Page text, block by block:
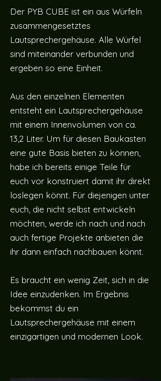
Der PYB CUBE ist ein aus Würfeln
zusammengesetztes
Lautsprechergehäuse. Alle Würfel
sind miteinander verbunden und
ergeben so eine Einheit.
Aus den einzelnen Elementen
entsteht ein Lautsprechergehäuse
mit einem Innenvolumen von ca.
13,2 Liter. Um für diesen Baukasten
eine gute Basis bieten zu können,
habe ich bereits einige Teile für
euch vor konstruiert damit ihr direkt
loslegen könnt. Für diejenigen unter
euch, die nicht selbst entwickeln
möchten, werde ich nach und nach
auch fertige Projekte anbieten die
ihr dann einfach nachbauen könnt.
Es braucht ein wenig Zeit, sich in die
Idee einzudenken. Im Ergebnis
bekommst du ein
Lautsprechergehäuse mit einem
einzigartigen und modernen Look.